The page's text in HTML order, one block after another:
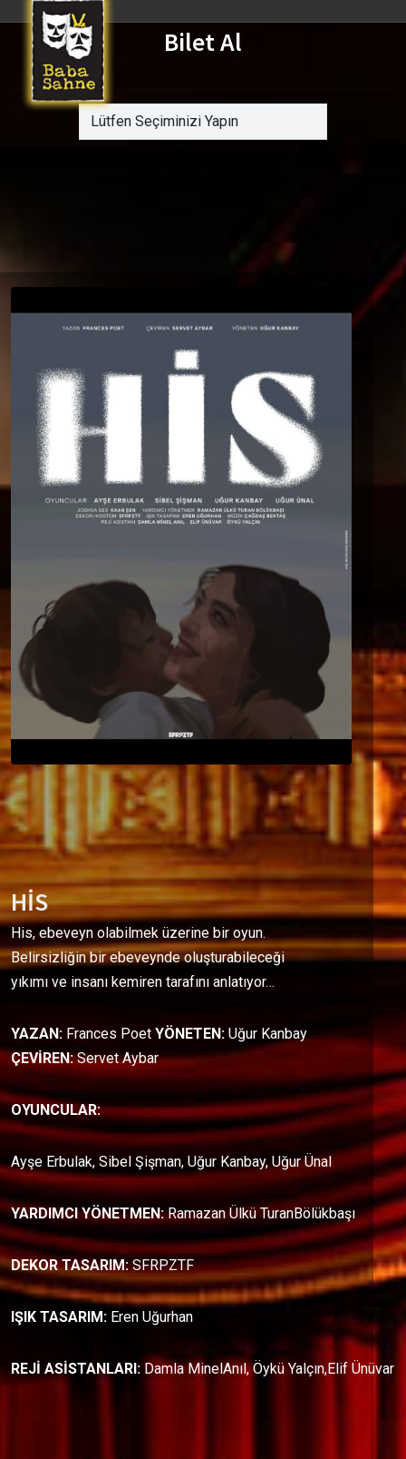
Bilet Al
HİS
His, ebeveyn olabilmek üzerine bir oyun.
Belirsizliğin bir ebeveynde oluşturabileceği
yıkımı ve insanı kemiren tarafını anlatıyor…
YAZAN: Frances Poet YÖNETEN: Uğur Kanbay
ÇEVİREN:Servet Aybar
OYUNCULAR:
Ayşe Erbulak, Sibel Şişman, Uğur Kanbay, Uğur Ünal
YARDIMCI YÖNETMEN:Ramazan Ülkü TuranBölükbaşı
DEKOR TASARIM:SFRPZTF
IŞIK TASARIM: Eren Uğurhan
REJİ ASİSTANLARI: Damla MinelAnıl, Öykü Yalçın,Elif Ünüvar